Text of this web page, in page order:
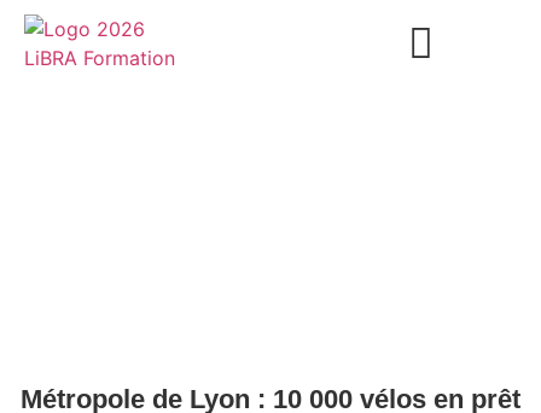
Métropole de Lyon : 10 000 vélos en prêt